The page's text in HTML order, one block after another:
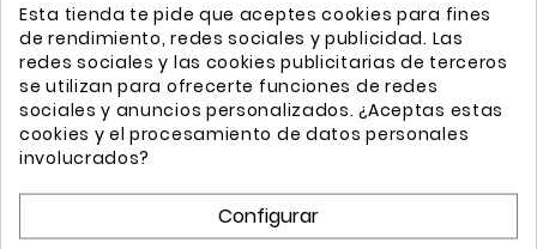
LLAVERO FISIOTERAPEUTA
8,99 €Precio 11,99 €Precio
Esta tienda te pide que aceptes cookies para fines
de rendimiento, redes sociales y publicidad. Las
redes sociales y las cookies publicitarias de terceros
se utilizan para ofrecerte funciones de redes
sociales y anuncios personalizados. ¿Aceptas estas
cookies y el procesamiento de datos personales
involucrados?
Configurar